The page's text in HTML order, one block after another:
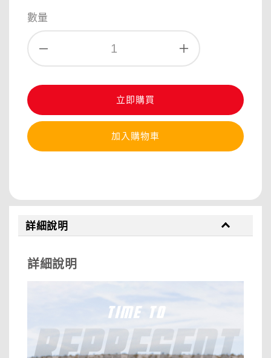
數量
立即購買
加入購物車
詳細說明
詳細說明